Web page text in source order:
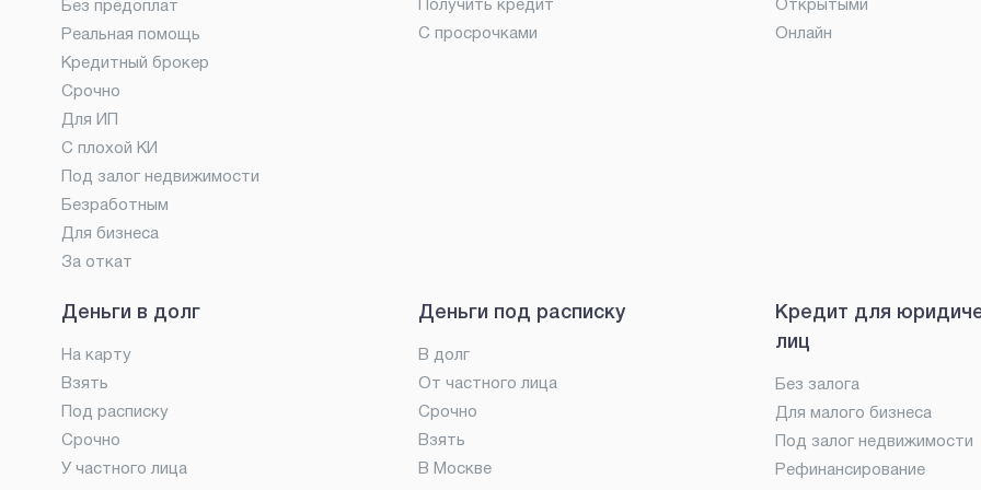
Без предоплат
Реальная помощь
Кредитный брокер
Срочно
Для ИП
С плохой КИ
Под залог недвижимости
Безработным
Для бизнеса
За откат
Получить кредит
С просрочками
Открытыми
Онлайн
Деньги в долг
На карту
Взять
Под расписку
Срочно
У частного лица
Деньги под расписку
В долг
От частного лица
Срочно
Взять
В Москве
Кредит для
лиц
Без залога
Для малого бизнеса
Под залог недвижимости
Рефинансирование